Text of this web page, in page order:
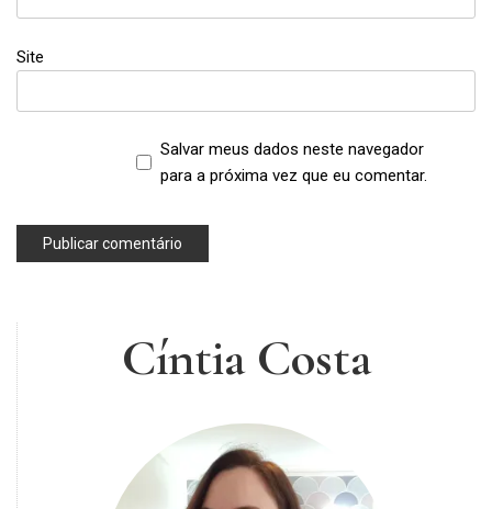
Site
Salvar meus dados neste navegador
para a próxima vez que eu comentar.
Cíntia Costa